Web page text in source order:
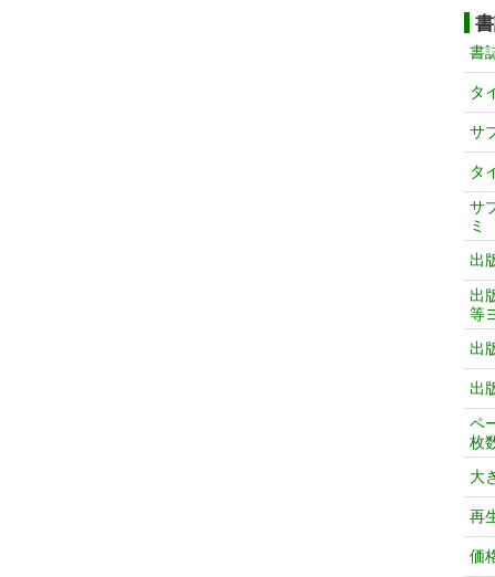
書
タ
サ
タ
サ
ミ
出
出
等
出
出
ペ
枚
大
再
価